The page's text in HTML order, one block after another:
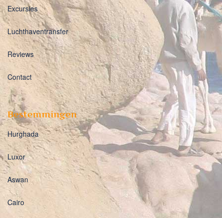
Excursies
Luchthaventransfer
Reviews
Contact
Bestemmingen
Hurghada
Luxor
Aswan
Cairo